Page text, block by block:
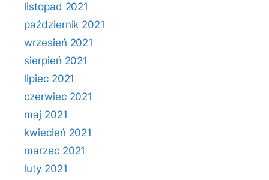
listopad 2021
październik 2021
wrzesień 2021
sierpień 2021
lipiec 2021
czerwiec 2021
maj 2021
kwiecień 2021
marzec 2021
luty 2021